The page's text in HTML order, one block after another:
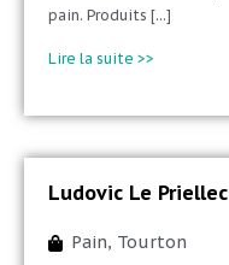
pain. Produits [...]
Lire la suite >>
Ludovic Le Priellec
Pain, Tourton